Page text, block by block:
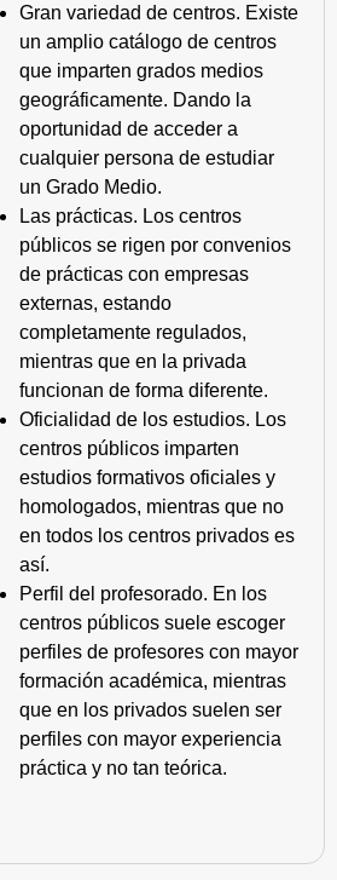
Gran variedad de centros. Existe
un amplio catálogo de centros
que imparten grados medios
geográficamente. Dando la
oportunidad de acceder a
cualquier persona de estudiar
un Grado Medio.
Las prácticas. Los centros
públicos se rigen por convenios
de prácticas con empresas
externas, estando
completamente regulados,
mientras que en la privada
funcionan de forma diferente.
Oficialidad de los estudios. Los
centros públicos imparten
estudios formativos oficiales y
homologados, mientras que no
en todos los centros privados es
así.
Perfil del profesorado. En los
centros públicos suele escoger
perfiles de profesores con mayor
formación académica, mientras
que en los privados suelen ser
perfiles con mayor experiencia
práctica y no tan teórica.